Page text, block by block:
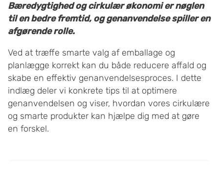
Bæredygtighed og cirkulær økonomi er nøglen
til en bedre fremtid, og genanvendelse spiller en
afgørende rolle.
Ved at træffe smarte valg af emballage og
planlægge korrekt kan du både reducere affald og
skabe en effektiv genanvendelsesproces. I dette
indlæg deler vi konkrete tips til at optimere
genanvendelsen og viser, hvordan vores cirkulære
og smarte produkter kan hjælpe dig med at gøre
en forskel.